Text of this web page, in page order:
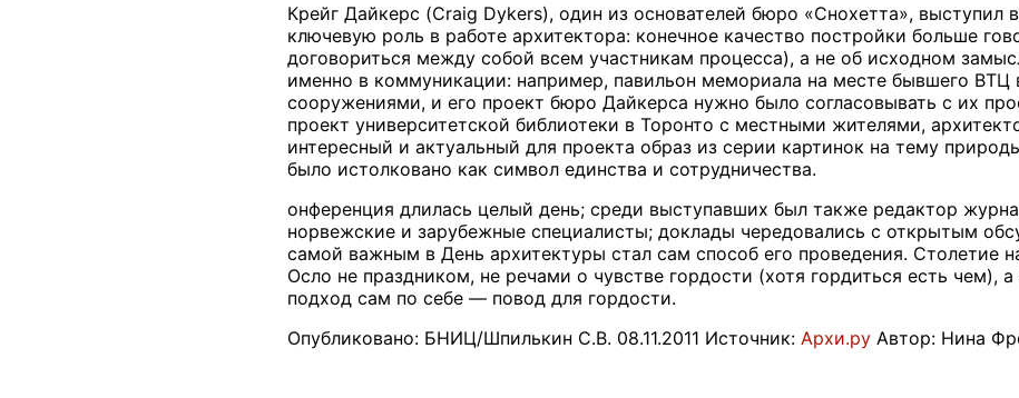
Крейг Дайкерс (Craig Dykers), один из основателей бюро «Снохетта», выступил
ключевую роль в работе архитектора: конечное качество постройки больше
договориться между собой всем участникам процесса), а не об исходном
именно в коммуникации: например, павильон мемориала на месте бывшего
сооружениями, и его проект бюро Дайкерса нужно было согласовывать с их
проект университетской библиотеки в Торонто с местными жителями,
интересный и актуальный для проекта образ из серии картинок на тему
было истолковано как символ единства и сотрудничества.
онференция длилась целый день; среди выступавших был также редактор
норвежские и зарубежные специалисты; доклады чередовались с открытым
самой важным в День архитектуры стал сам способ его проведения. Столетие
Осло не праздником, не речами о чувстве гордости (хотя гордиться есть
подход сам по себе — повод для гордости.
Опубликовано: БНИЦ/Шпилькин С.В. 08.11.2011 Источник: Архи.ру Автор: Нина